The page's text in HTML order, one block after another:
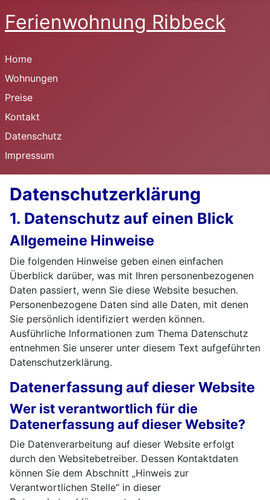
Ferienwohnung Ribbeck
Home
Wohnungen
Preise
Kontakt
Datenschutz
Impressum
Datenschutzerklärung
1. Datenschutz auf einen Blick
Allgemeine Hinweise
Die folgenden Hinweise geben einen einfachen
Überblick darüber, was mit Ihren personenbezogenen
Daten passiert, wenn Sie diese Website besuchen.
Personenbezogene Daten sind alle Daten, mit denen
Sie persönlich identifiziert werden können.
Ausführliche Informationen zum Thema Datenschutz
entnehmen Sie unserer unter diesem Text aufgeführten
Datenschutzerklärung.
Datenerfassung auf dieser Website
Wer ist verantwortlich für die
Datenerfassung auf dieser Website?
Die Datenverarbeitung auf dieser Website erfolgt
durch den Websitebetreiber. Dessen Kontaktdaten
können Sie dem Abschnitt „Hinweis zur
Verantwortlichen Stelle“ in dieser